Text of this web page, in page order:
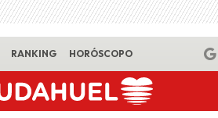
RANKING HORÓSCOPO